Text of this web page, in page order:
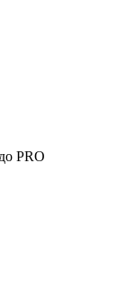
PRO